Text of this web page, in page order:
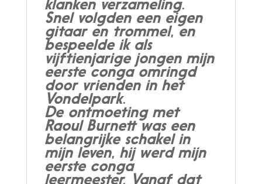
klanken verzameling.
Snel volgden een eigen
gitaar en trommel, en
bespeelde ik als
vijftienjarige jongen mijn
eerste conga omringd
door vrienden in het
Vondelpark.
De ontmoeting met
Raoul Burnett was een
belangrijke schakel in
mijn leven, hij werd mijn
eerste conga
leermeester. Vanaf dat